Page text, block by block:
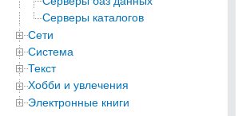
Серверы каталогов
Сети
Система
Текст
Хобби и увлечения
Электронные книги